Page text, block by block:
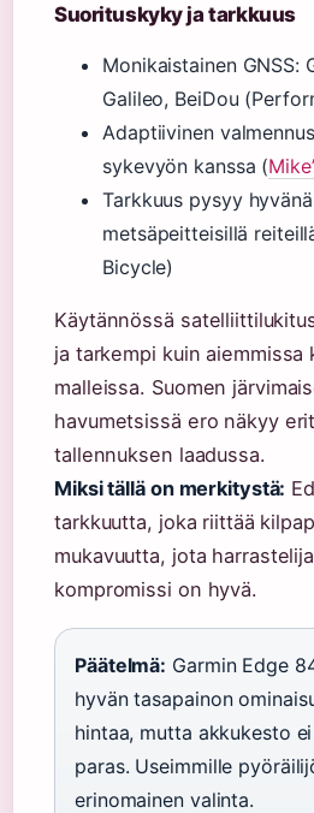
Suorituskyky ja tarkkuus
Monikaistainen GNSS:
Galileo, BeiDou
Adaptiivinen
sykevyön kanssa (
Tarkkuus pysyy
metsäpeitteisillä
Bicycle)
Käytännössä
ja tarkempi kuin aiemmissa
malleissa. Suomen
havumetsissä ero näkyy
tallennuksen laadussa.
Miksi tällä on merkitystä:
tarkkuutta, joka riittää
mukavuutta, jota
kompromissi on hyvä.
Päätelmä: Garmin Edge
hyvän tasapainon
hintaa, mutta akkukesto
paras. Useimmille
erinomainen valinta.